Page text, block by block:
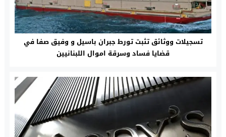
تسجيلات ووثائق تثبت تورط جبران باسيل و وفيق صفا في
قضايا فساد وسرقة اموال اللبنانيين